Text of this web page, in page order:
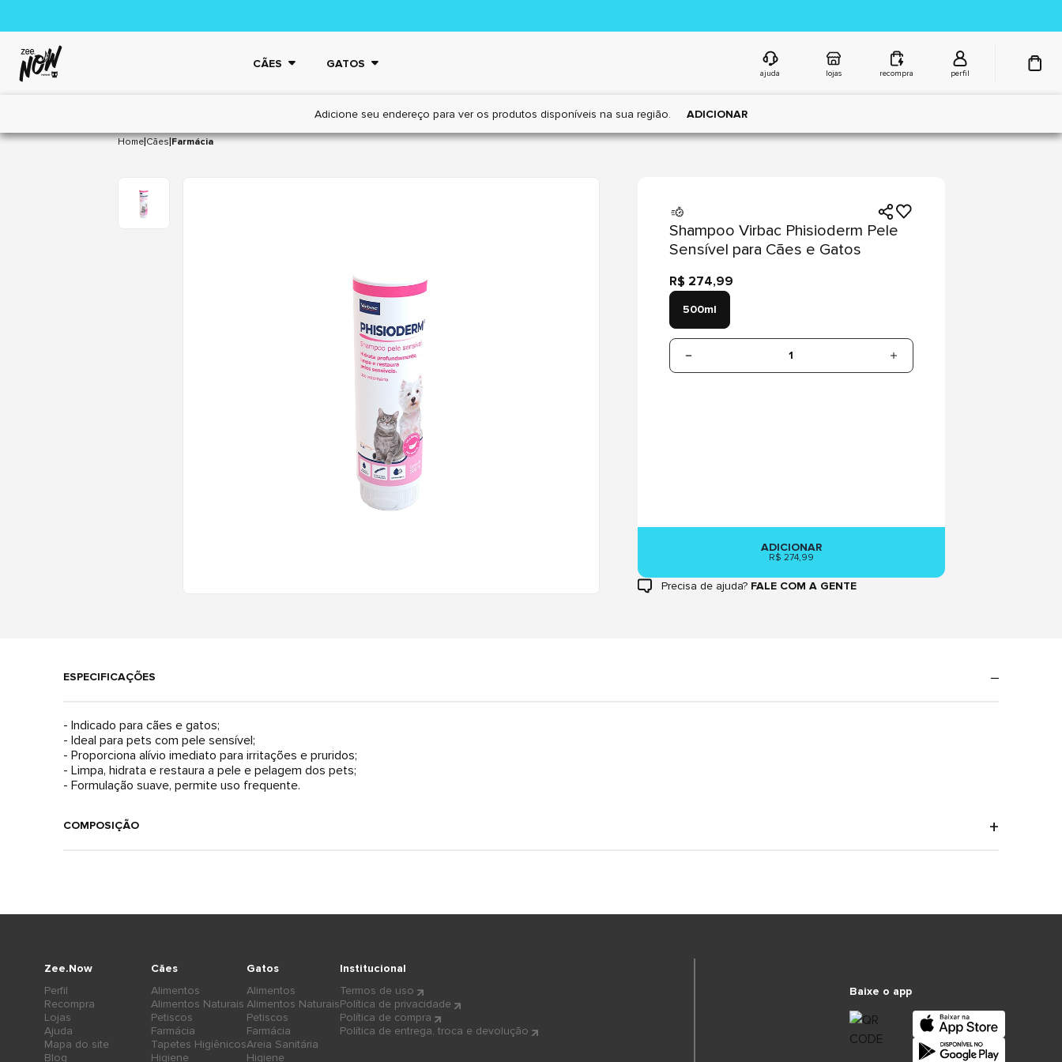
CÃES GATOS
ajuda lojas recompra perfil
Adicione seu endereço para ver os produtos disponíveis na sua região. ADICIONAR
Home|Cães|Farmácia
Shampoo Virbac Phisioderm Pele
Sensível para Cães e Gatos
R$ 274,99
500ml
1
ADICIONAR
R$ 274,99
Precisa de ajuda? FALE COM A GENTE
ESPECIFICAÇÕES
- Indicado para cães e gatos;
- Ideal para pets com pele sensível;
- Proporciona alívio imediato para irritações e pruridos;
- Limpa, hidrata e restaura a pele e pelagem dos pets;
- Formulação suave, permite uso frequente.
COMPOSIÇÃO
Cães
Alimentos
Alimentos Naturais
Petiscos
Farmácia
Tapetes Higiênicos
Higiene
Gatos
Alimentos
Alimentos Naturais
Petiscos
Farmácia
Areia Sanitária
Higiene
Zee.Now
Perfil
Recompra
Lojas
Ajuda
Mapa do site
Blog
Institucional
Termos de uso
Política de privacidade
Política de compra
Política de entrega, troca e devolução
Baixe o app